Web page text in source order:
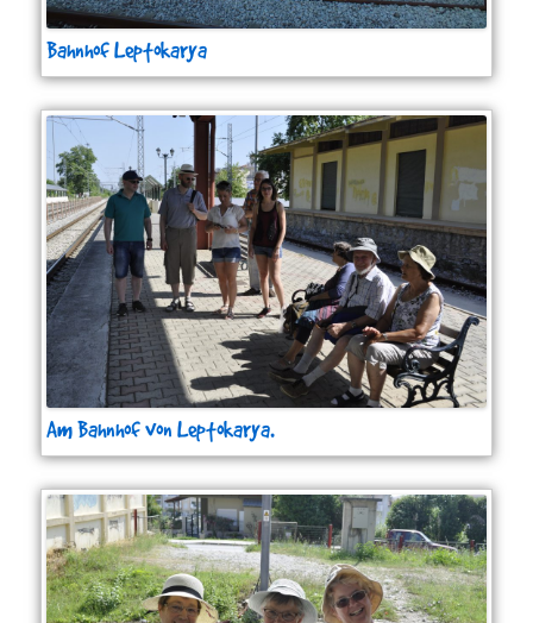
Bahnhof Leptokarya
Am Bahnhof von Leptokarya.